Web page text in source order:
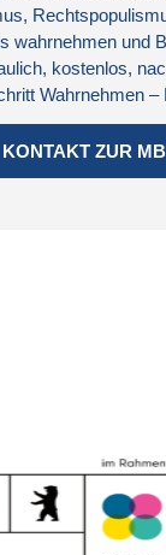
wahrnehmen und
kostenlos,
Wahrnehmen –
KONTAKT ZUR